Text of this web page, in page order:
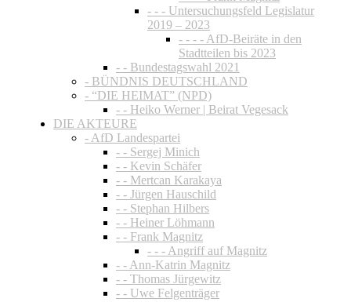
- - - Untersuchungsfeld Legislatur
2019 – 2023
- - - - AfD-Beiräte in den
Stadtteilen bis 2023
- - Bundestagswahl 2021
- BÜNDNIS DEUTSCHLAND
- “DIE HEIMAT” (NPD)
- - Heiko Werner | Beirat Vegesack
DIE AKTEURE
- AfD Landespartei
- - Sergej Minich
- - Kevin Schäfer
- - Mertcan Karakaya
- - Jürgen Hauschild
- - Stephan Hilbers
- - Heiner Löhmann
- - Frank Magnitz
- - - Angriff auf Magnitz
- - Ann-Katrin Magnitz
- - Thomas Jürgewitz
- - Uwe Felgenträger